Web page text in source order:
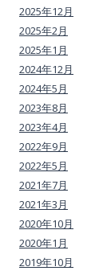
2025年12月
2025年2月
2025年1月
2024年12月
2024年5月
2023年8月
2023年4月
2022年9月
2022年5月
2021年7月
2021年3月
2020年10月
2020年1月
2019年10月